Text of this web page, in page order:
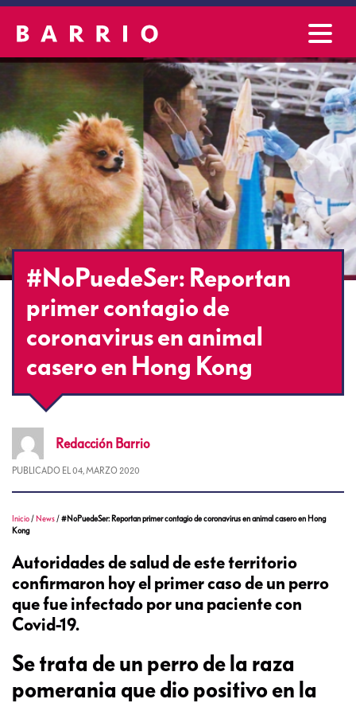
#NoPuedeSer: Reportan
primer contagio de
coronavirus en animal
casero en Hong Kong
Redacción Barrio
PUBLICADO EL 04, MARZO 2020
Inicio / News /#NoPuedeSer: Reportan primer contagio de coronavirus en animal casero en Hong
Kong
Autoridades de salud de este territorio
confirmaron hoy el primer caso de un perro
que fue infectado por una paciente con
Covid-19.
Se trata de un perro de la raza
pomerania que dio positivo en la